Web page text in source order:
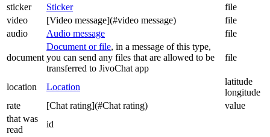
sticker
Sticker
file
video
[Video message](#video message)
file
audio
Audio message file
document
Document or file, in a message of this type,
you can send any files that are allowed to be
transferred to JivoChat app
file
location Location
latitude
longitude
rate
[Chat rating](#Chat rating)
value
that was
read
id